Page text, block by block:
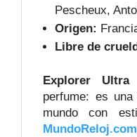
Pescheux,
Origen:
Libre de
Explorer Ultra
perfume: es
mundo con